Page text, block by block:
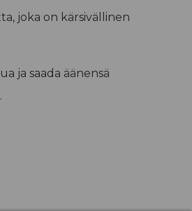
joka on kärsivällinen
ja saada äänensä